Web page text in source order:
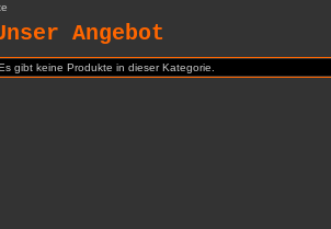
Angebot
gibt keine Produkte in dieser Kategorie.